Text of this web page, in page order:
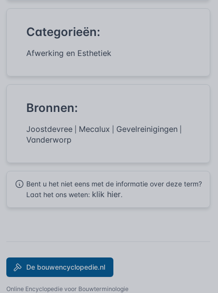
Categorieën:
Afwerking en Esthetiek
Bronnen:
Joostdevree Mecalux Gevelreinigingen
Vanderworp
Bent u het niet eens met de informatie over deze term?
Laat het ons weten: klik hier.
De bouwencyclopedie.nl
Online Encyclopedie voor Bouwterminologie